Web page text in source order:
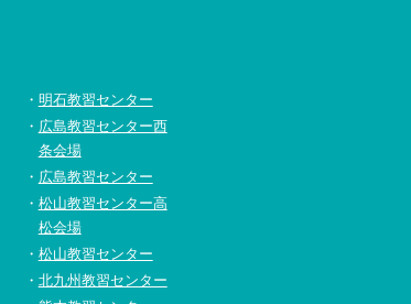
明石教習センター
広島教習センター西
条会場
広島教習センター
松山教習センター高
松会場
松山教習センター
北九州教習センター